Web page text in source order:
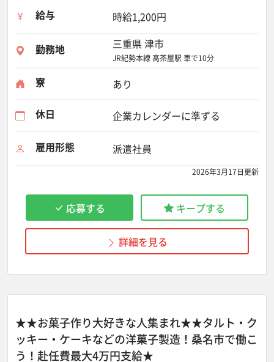
給与 時給1,200円
勤務地 三重県 津市
JR紀勢本線 高茶屋駅 車で10分
寮 あり
休日 企業カレンダーに準ずる
雇用形態 派遣社員
2026年3月17日更新
応募する キープする
詳細を見る
★★お菓子作り大好きな人集まれ★★タルト・ク
ッキー・ケーキなどの洋菓子製造！桑名市で働こ
う！赴任費最大4万円支給★